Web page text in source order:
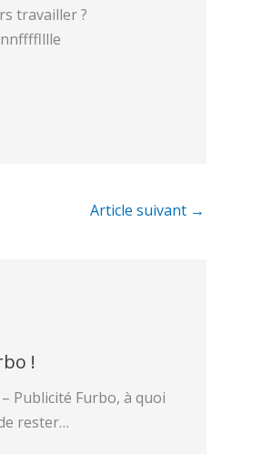
travailler ?
Article suivant →
!
Publicité Furbo, à quoi
rester…